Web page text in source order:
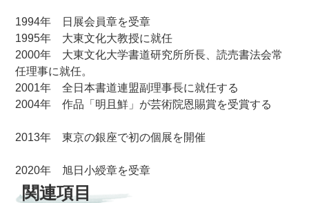
1994年 日展会員章を受章
1995年 大東文化大教授に就任
2000年 大東文化大学書道研究所所長、読売書法会常
任理事に就任。
2001年 全日本書道連盟副理事長に就任する
2004年 作品「明且鮮」が芸術院恩賜賞を受賞する
2013年 東京の銀座で初の個展を開催
2020年 旭日小綬章を受章
関連項目